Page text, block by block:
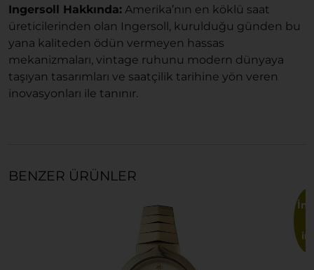
Ingersoll Hakkında: Amerika’nın en köklü saat
üreticilerinden olan Ingersoll, kurulduğu günden bu
yana kaliteden ödün vermeyen hassas
mekanizmaları, vintage ruhunu modern dünyaya
taşıyan tasarımları ve saatçilik tarihine yön veren
inovasyonları ile tanınır.
BENZER ÜRÜNLER